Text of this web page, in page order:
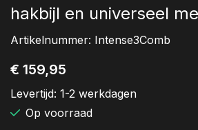
hakbijl en universeel
Artikelnummer: Intense3Comb
€ 159,95
Levertijd: 1-2 werkdagen
Op voorraad